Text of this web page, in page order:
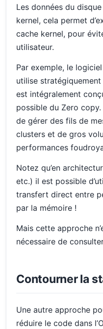
Les données du
kernel, cela permet
cache kernel, pour
utilisateur.
Par exemple, le logiciel
utilise
est intégralement
possible du Zero
de gérer des fils de
clusters et de gros
performances
Notez qu’en
etc.) il est possible
transfert direct entre
par la mémoire !
Mais cette approche
nécessaire de
Contourner la
Une autre approche
réduire le code dans